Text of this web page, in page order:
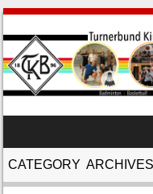
MENU
CATEGORY